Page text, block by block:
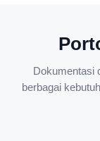
Dokumentasi
berbagai